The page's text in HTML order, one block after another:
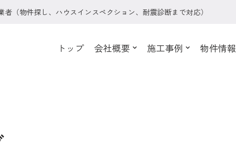
（物件探し、ハウスインスペクション、耐震診断まで対応）
トップ 会社概要 施工事例 物件情報